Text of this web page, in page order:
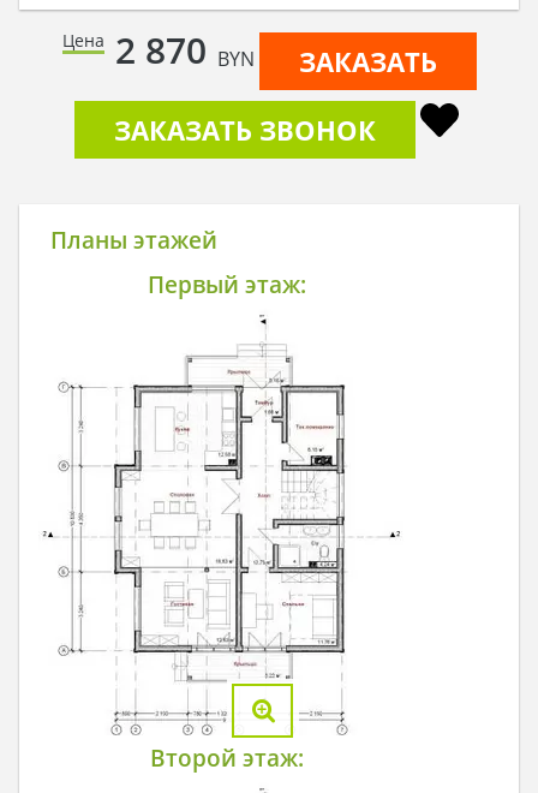
Цена 2 870 BYN
ЗАКАЗАТЬ
ЗАКАЗАТЬ ЗВОНОК
Планы этажей
Первый этаж:
Второй этаж: